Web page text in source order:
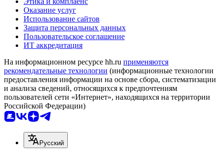
Оказание услуг
Использование сайтов
Защита персональных данных
Пользовательское соглашение
ИТ аккредитация
На информационном ресурсе hh.ru применяются
рекомендательные технологии (информационные технологии
предоставления информации на основе сбора, систематизации
и анализа сведений, относящихся к предпочтениям
пользователей сети «Интернет», находящихся на территории
Российской Федерации)
Русский